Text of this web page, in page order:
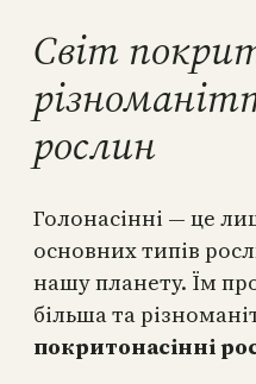
Світ
рослин
Голонасінні — це
основних типів
нашу планету. Їм
більша та
покритонасінні